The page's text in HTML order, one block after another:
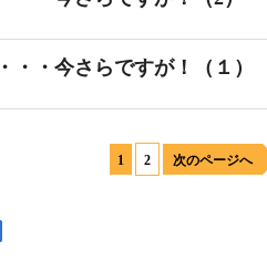
・・今さらですが！（１）
1 2 次のページへ